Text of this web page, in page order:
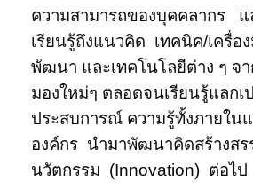
ความสามารถของบุคคลากร แ
เรียนรู้ถึงแนวคิด เทคนิค/เครื่อ
พัฒนา และเทคโนโลยีต่าง ๆ จ
มองใหม่ๆ ตลอดจนเรียนรู้แลกเ
ประสบการณ์ ความรู้ทั้งภายใน
องค์กร นำมาพัฒนาคิดสร้างสร
นวัตกรรม (Innovation) ต่อไป